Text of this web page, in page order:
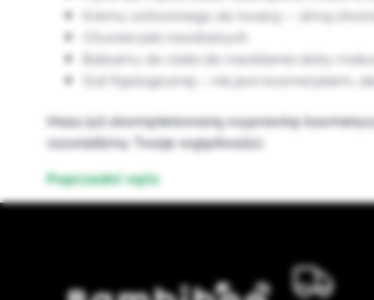
Kremu ochronnego do twarzy – zimą
Chusteczek nawilżanych
Balsamu do ciała do nawilżenia skóry
Soli fizjologicznej – nie jest kosmetykiem,
Masz już skompletowaną wyprawkę
rozwialiśmy Twoje wątpliwości.
Poprzedni wpis